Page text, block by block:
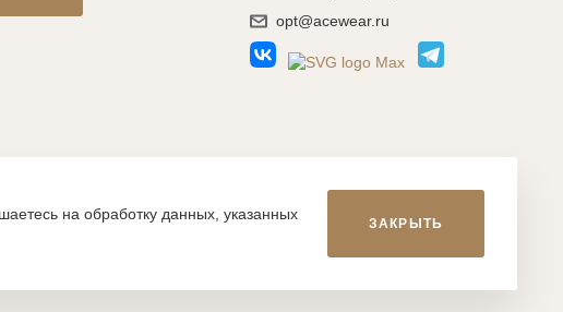
opt@acewear.ru
графикой, фотографиями, иллюстрациями и т.д., являются
на обработку данных, указанных
ЗАКРЫТЬ